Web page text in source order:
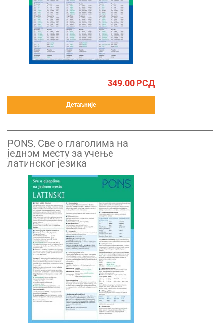
349.00 РСД
Детаљније
PONS, Све о глаголима на
једном месту за учење
латинског језика